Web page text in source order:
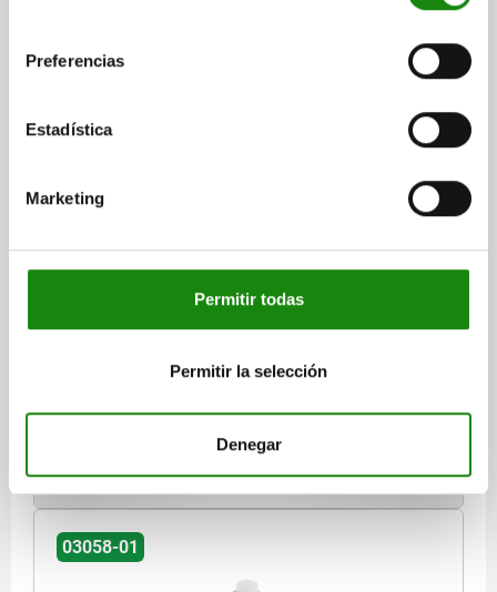
Preferencias
Estadística
Marketing
Permitir todas
Permitir la selección
Denegar
COMP:PERNO DE POM
LONGITUD=28 D1=6 H=4
FUERZA DEL MUELLE INICIAL F1 APROX. N=10
FUERZA DEL MUELLE FINAL F2 APROX. N=47
más gastos de envío
03058-01